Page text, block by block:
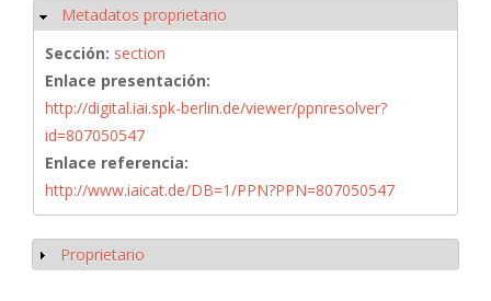
Ocultar
Metadatos proprietario
Sección: section
Enlace presentación:
http://digital.iai.spk-berlin.de/viewer/ppnresolver?
id=807050547
Enlace referencia:
http://www.iaicat.de/DB=1/PPN?PPN=807050547
Mostrar
Proprietario